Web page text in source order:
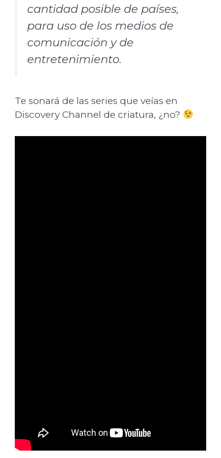
cantidad posible de países,
para uso de los medios de
comunicación y de
entretenimiento.
Te sonará de las series que veías en
Discovery Channel de criatura, ¿no?